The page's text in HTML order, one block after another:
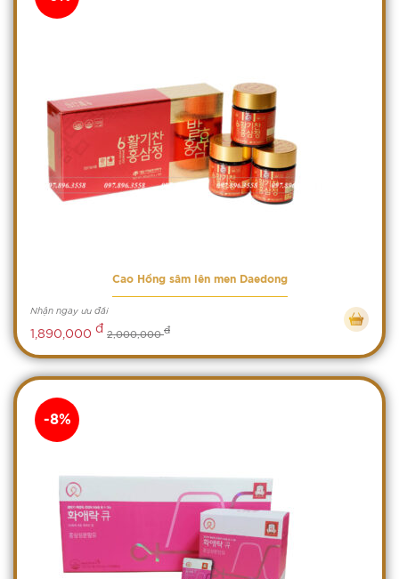
Cao Hồng sâm lên men Daedong
Nhận ngay ưu đãi
1,890,000 đ 2,000,000đ
-8%